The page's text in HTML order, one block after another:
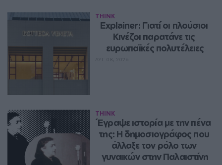
THINK
Explainer: Γιατί οι πλούσιοι
Κινέζοι παρατάνε τις
ευρωπαϊκές πολυτέλειες
THINK
Έγραψε ιστορία με την πένα
της: Η δημοσιογράφος που
άλλαξε τον ρόλο των
γυναικών στην Παλαιστίνη